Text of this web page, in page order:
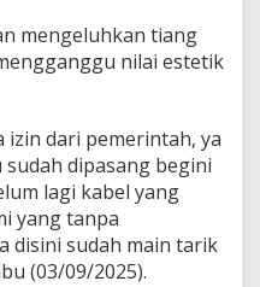
mengeluhkan tiang
nilai estetik
izin dari pemerintah, ya
dipasang begini
lagi kabel yang
yang tanpa
disini sudah main tarik
(03/09/2025).